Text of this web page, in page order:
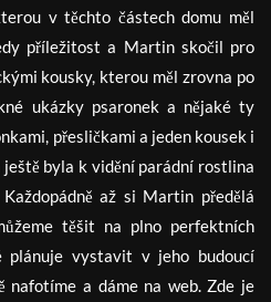
v těchto částech domu měl
příležitost a Martin skočil pro
kousky, kterou měl zrovna po
ukázky psaronek a nějaké ty
přesličkami a jeden kousek i
byla k vidění parádní rostlina
až si Martin předělá
těšit na plno perfektních
vystavit v jeho budoucí
nafotíme a dáme na web. Zde je